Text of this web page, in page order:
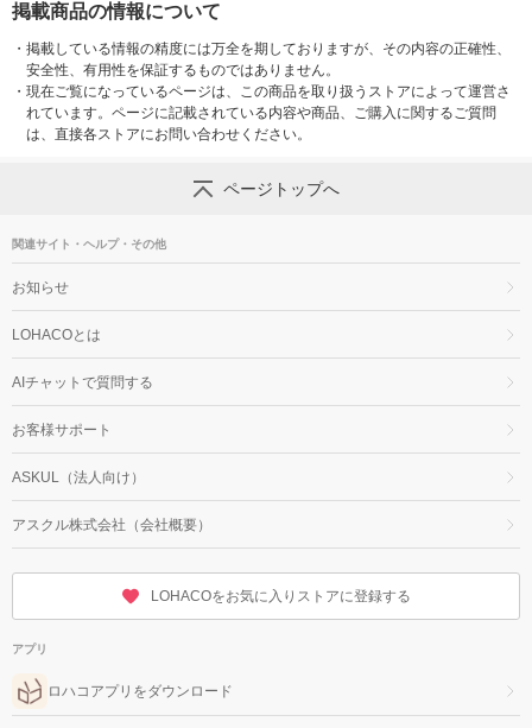
掲載商品の情報について
・ 掲載している情報の精度には万全を期しておりますが、その内容の正確性、
安全性、有用性を保証するものではありません。
・ 現在ご覧になっているページは、この商品を取り扱うストアによって運営さ
れています。ページに記載されている内容や商品、ご購入に関するご質問
は、直接各ストアにお問い合わせください。
ページトップへ
関連サイト・ヘルプ・その他
お知らせ
LOHACOとは
AIチャットで質問する
お客様サポート
ASKUL（法人向け）
アスクル株式会社（会社概要）
LOHACOをお気に入りストアに登録する
アプリ
ロハコアプリをダウンロード